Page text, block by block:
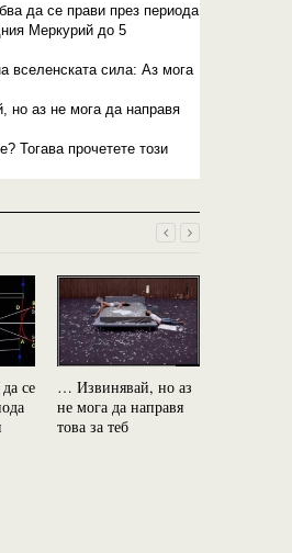
да се прави през периода
Меркурий до 5
вселенската сила: Аз мога
но аз не мога да направя
Тогава прочетете този
се
… Извинявай, но аз
не мога да направя
това за теб